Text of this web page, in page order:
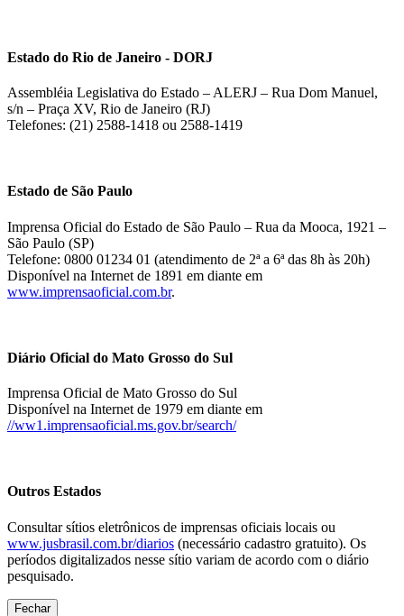
Estado do Rio de Janeiro - DORJ
Assembléia Legislativa do Estado – ALERJ – Rua Dom Manuel,
s/n – Praça XV, Rio de Janeiro (RJ)
Telefones: (21) 2588-1418 ou 2588-1419
Estado de São Paulo
Imprensa Oficial do Estado de São Paulo – Rua da Mooca, 1921 –
São Paulo (SP)
Telefone: 0800 01234 01 (atendimento de 2ª a 6ª das 8h às 20h)
Disponível na Internet de 1891 em diante em
www.imprensaoficial.com.br.
Diário Oficial do Mato Grosso do Sul
Imprensa Oficial de Mato Grosso do Sul
Disponível na Internet de 1979 em diante em
//ww1.imprensaoficial.ms.gov.br/search/
Outros Estados
Consultar sítios eletrônicos de imprensas oficiais locais ou
www.jusbrasil.com.br/diarios (necessário cadastro gratuito). Os
períodos digitalizados nesse sítio variam de acordo com o diário
pesquisado.
Fechar